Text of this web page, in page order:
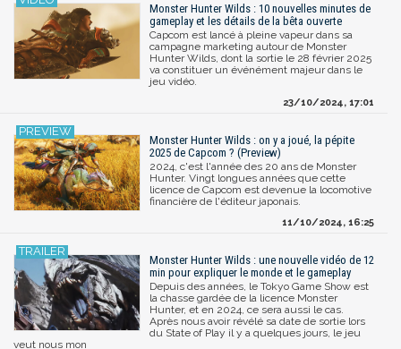
Monster Hunter Wilds : 10 nouvelles minutes de
gameplay et les détails de la bêta ouverte
Capcom est lancé à pleine vapeur dans sa
campagne marketing autour de Monster
Hunter Wilds, dont la sortie le 28 février 2025
va constituer un événément majeur dans le
jeu vidéo.
23/10/2024, 17:01
Monster Hunter Wilds : on y a joué, la pépite
2025 de Capcom ? (Preview)
2024, c'est l'année des 20 ans de Monster
Hunter. Vingt longues années que cette
licence de Capcom est devenue la locomotive
financière de l'éditeur japonais.
11/10/2024, 16:25
Monster Hunter Wilds : une nouvelle vidéo de 12
min pour expliquer le monde et le gameplay
Depuis des années, le Tokyo Game Show est
la chasse gardée de la licence Monster
Hunter, et en 2024, ce sera aussi le cas.
Après nous avoir révélé sa date de sortie lors
du State of Play il y a quelques jours, le jeu
veut nous mon